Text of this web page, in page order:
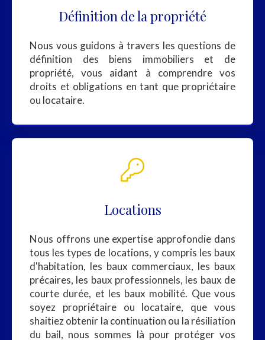
Définition de la propriété
Nous vous guidons à travers les questions de
définition des biens immobiliers et de
propriété, vous aidant à comprendre vos
droits et obligations en tant que propriétaire
ou locataire.
Locations
Nous offrons une expertise approfondie dans
tous les types de locations, y compris les baux
d'habitation, les baux commerciaux, les baux
précaires, les baux professionnels, les baux de
courte durée, et les baux mobilité. Que vous
soyez propriétaire ou locataire, que vous
shaitiez obtenir la continuation ou la résiliation
du bail, nous sommes là pour protéger vos